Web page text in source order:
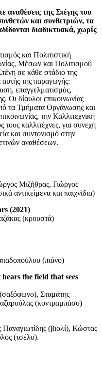
αναθέσεις της Στέγης του
και συνθετριών, τα
διαδικτυακά, χωρίς
και Πολιτιστική
Μέσων και Πολιτισμού
σε κάθε στάδιο της
της παραγωγής:
επαγγελματισμός,
Οι δίαυλοι επικοινωνίας
τα Τμήματα Οργάνωσης και
την Καλλιτεχνική
τους καλλιτέχνες, για συνεχή
και συντονισμό στην
αναθέσεων.
Μιζήθρας, Γιώργος
αντικείμενα και παιχνίδια)
(2021)
(κρουστά)
(πιάνο)
the field that sees
Σταμάτης
(κοντραμπάσο)
(βιολί), Κώστας
(τσέλο).